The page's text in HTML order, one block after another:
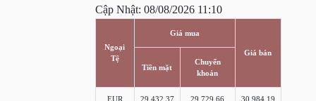
Cập Nhật: 08/08/2026 11:10
Ngoại
Tệ
Giá mua
Giá bán
Tiền mặt
Chuyển
khoản
EUR 29,432.37 29,729.66 30,984.19